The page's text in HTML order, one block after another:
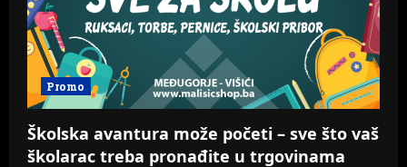
Promo
Školska avantura može početi – sve što vaš
školarac treba pronađite u trgovinama